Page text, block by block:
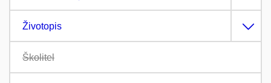
Životopis
Školitel